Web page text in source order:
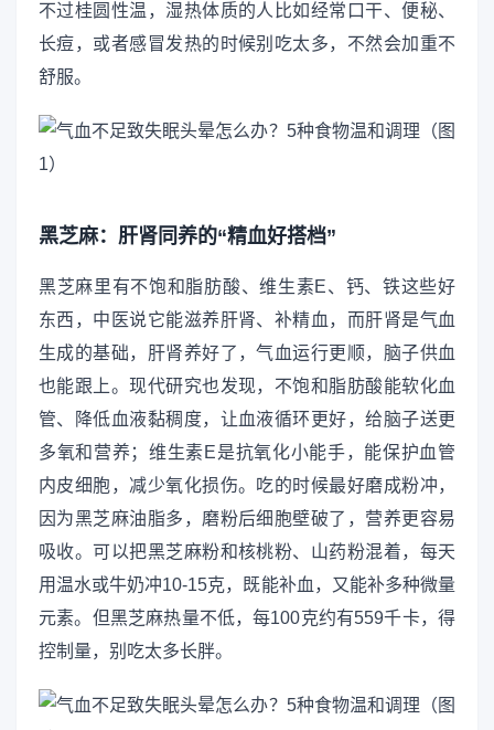
不过桂圆性温，湿热体质的人比如经常口干、便秘、
长痘，或者感冒发热的时候别吃太多，不然会加重不
舒服。
黑芝麻：肝肾同养的“精血好搭档”
黑芝麻里有不饱和脂肪酸、维生素E、钙、铁这些好
东西，中医说它能滋养肝肾、补精血，而肝肾是气血
生成的基础，肝肾养好了，气血运行更顺，脑子供血
也能跟上。现代研究也发现，不饱和脂肪酸能软化血
管、降低血液黏稠度，让血液循环更好，给脑子送更
多氧和营养；维生素E是抗氧化小能手，能保护血管
内皮细胞，减少氧化损伤。吃的时候最好磨成粉冲，
因为黑芝麻油脂多，磨粉后细胞壁破了，营养更容易
吸收。可以把黑芝麻粉和核桃粉、山药粉混着，每天
用温水或牛奶冲10-15克，既能补血，又能补多种微量
元素。但黑芝麻热量不低，每100克约有559千卡，得
控制量，别吃太多长胖。